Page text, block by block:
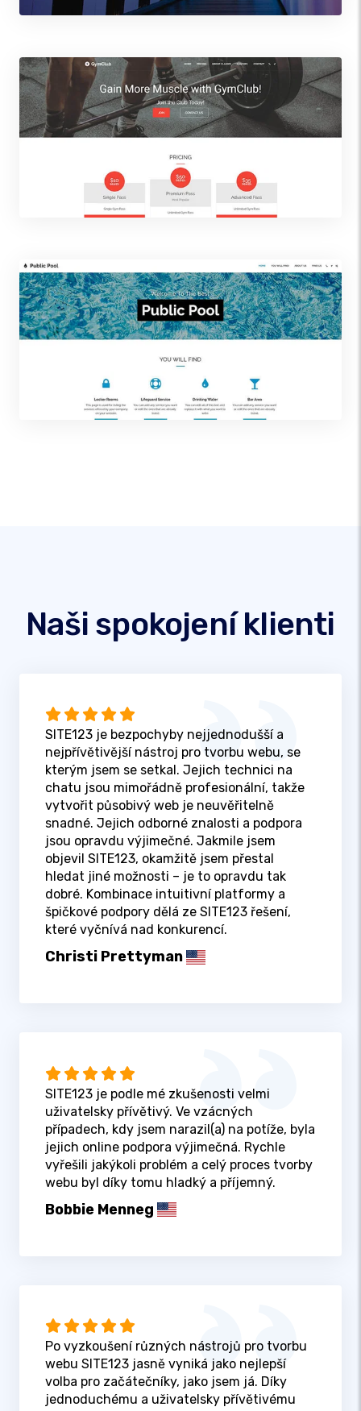
Naši spokojení klienti
SITE123 je bezpochyby nejjednodušší a
nejpřívětivější nástroj pro tvorbu webu, se
kterým jsem se setkal. Jejich technici na
chatu jsou mimořádně profesionální, takže
vytvořit působivý web je neuvěřitelně
snadné. Jejich odborné znalosti a podpora
jsou opravdu výjimečné. Jakmile jsem
objevil SITE123, okamžitě jsem přestal
hledat jiné možnosti – je to opravdu tak
dobré. Kombinace intuitivní platformy a
špičkové podpory dělá ze SITE123 řešení,
které vyčnívá nad konkurencí.
Christi Prettyman
SITE123 je podle mé zkušenosti velmi
uživatelsky přívětivý. Ve vzácných
případech, kdy jsem narazil(a) na potíže, byla
jejich online podpora výjimečná. Rychle
vyřešili jakýkoli problém a celý proces tvorby
webu byl díky tomu hladký a příjemný.
Bobbie Menneg
Po vyzkoušení různých nástrojů pro tvorbu
webu SITE123 jasně vyniká jako nejlepší
volba pro začátečníky, jako jsem já. Díky
jednoduchému a uživatelsky přívětivému